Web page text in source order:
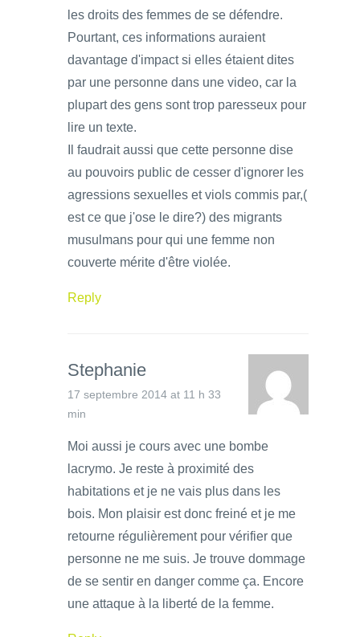
les droits des femmes de se défendre.
Pourtant, ces informations auraient
davantage d'impact si elles étaient dites
par une personne dans une video, car la
plupart des gens sont trop paresseux pour
lire un texte.
Il faudrait aussi que cette personne dise
au pouvoirs public de cesser d'ignorer les
agressions sexuelles et viols commis par,(
est ce que j'ose le dire?) des migrants
musulmans pour qui une femme non
couverte mérite d'être violée.
Reply
Stephanie
17 septembre 2014 at 11 h 33
min
Moi aussi je cours avec une bombe
lacrymo. Je reste à proximité des
habitations et je ne vais plus dans les
bois. Mon plaisir est donc freiné et je me
retourne régulièrement pour vérifier que
personne ne me suis. Je trouve dommage
de se sentir en danger comme ça. Encore
une attaque à la liberté de la femme.